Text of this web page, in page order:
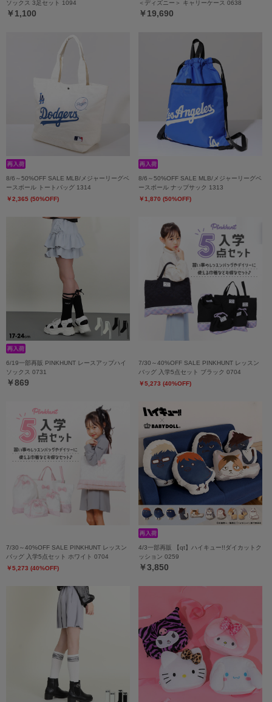
ソックス 3足セット 1094
￥1,100
＜ディズニー＞ キャリーケース 0638
￥19,690
8/6～50%OFF SALE MLB/メジャーリーグベ
ースボール トートバッグ 1314
￥2,365 (50%OFF)
8/6～50%OFF SALE MLB/メジャーリーグベ
ースボール ナップサック 1313
￥1,870 (50%OFF)
6/19一部再販 PINKHUNT レースアップハイ
ソックス 0731
￥869
7/30～40%OFF SALE PINKHUNT レッスン
バッグ 入学5点セット ブラック 0704
￥5,273 (40%OFF)
7/30～40%OFF SALE PINKHUNT レッスン
バッグ 入学5点セット ホワイト 0704
￥5,273 (40%OFF)
4/3一部再販 【qt】ハイキュー!!ダイカットク
ッション 0259
￥3,850